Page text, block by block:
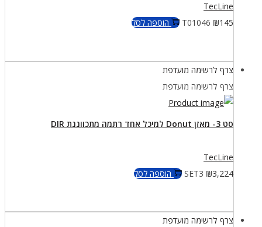
TecLine
T01046 ₪145 הוספה לסל
צרף לרשימה מועדפת
צרף לרשימה מועדפת
סט 3- מאזן Donut למיכל אחד רתמה מתכווננת DIR
TecLine
SET3 ₪3,224 הוספה לסל
צרף לרשימה מועדפת